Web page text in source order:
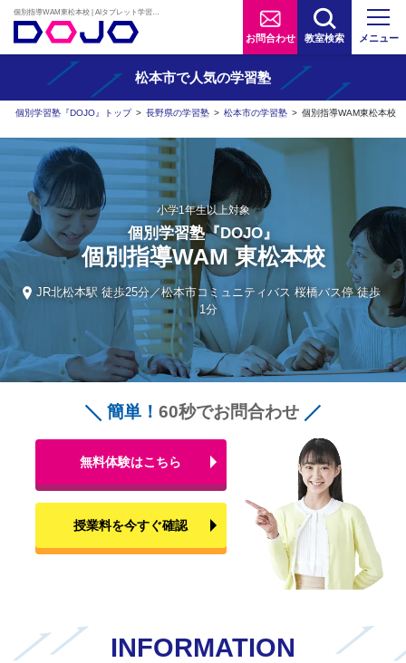
お問合わせ 教室検索 メニュー
松本市で人気の学習塾
個別学習塾『DOJO』トップ > 長野県の学習塾 > 松本市の学習塾 > 個別指導WAM東松本校
小学1年生以上対象
個別学習塾『DOJO』
個別指導WAM 東松本校
JR北松本駅 徒歩25分／松本市コミュニティバス 桜橋バス停 徒歩
1分
簡単！ 60秒でお問合わせ
無料体験はこちら
授業料を今すぐ確認
INFORMATION